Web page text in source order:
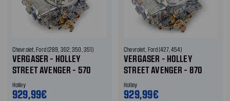
Chevrolet, Ford (289, 302, 350, 351)
VERGASER - HOLLEY
STREET AVENGER - 570
CFM - ELEKTRISCHER
CHOKE - POLIERT
Holley
929,99€
Chevrolet, Ford (427, 454)
VERGASER - HOLLEY
STREET AVENGER - 870
CFM - ELEKTRISCHER
CHOKE - POLIERT
Holley
929,99€